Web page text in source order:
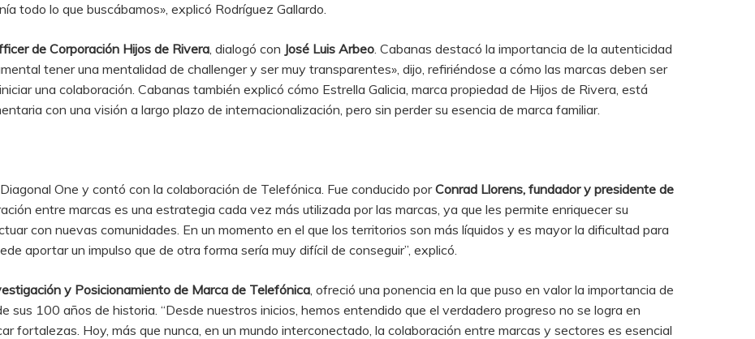
todo lo que buscábamos», explicó Rodríguez Gallardo.
de Corporación Hijos de Rivera, dialogó con José Luis Arbeo. Cabanas destacó la importancia de la autenticidad
tener una mentalidad de challenger y ser muy transparentes», dijo, refiriéndose a cómo las marcas deben ser
una colaboración. Cabanas también explicó cómo Estrella Galicia, marca propiedad de Hijos de Rivera, está
con una visión a largo plazo de internacionalización, pero sin perder su esencia de marca familiar.
One y contó con la colaboración de Telefónica. Fue conducido porConrad Llorens, fundador y presidente de
entre marcas es una estrategia cada vez más utilizada por las marcas, ya que les permite enriquecer su
con nuevas comunidades. En un momento en el que los territorios son más líquidos y es mayor la dificultad para
aportar un impulso que de otra forma sería muy difícil de conseguir”, explicó.
y Posicionamiento de Marca de Telefónica, ofreció una ponencia en la que puso en valor la importancia de
sus 100 años de historia. “Desde nuestros inicios, hemos entendido que el verdadero progreso no se logra en
fortalezas. Hoy, más que nunca, en un mundo interconectado, la colaboración entre marcas y sectores es esencial